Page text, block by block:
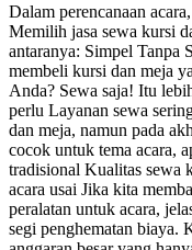
Dalam perencanaan
Memilih jasa sewa kursi
antaranya: Simpel Tanpa
membeli kursi dan meja
Anda? Sewa saja! Itu
perlu Layanan sewa
dan meja, namun pada
cocok untuk tema acara,
tradisional Kualitas sewa
acara usai Jika kita
peralatan untuk acara,
segi penghematan biaya.